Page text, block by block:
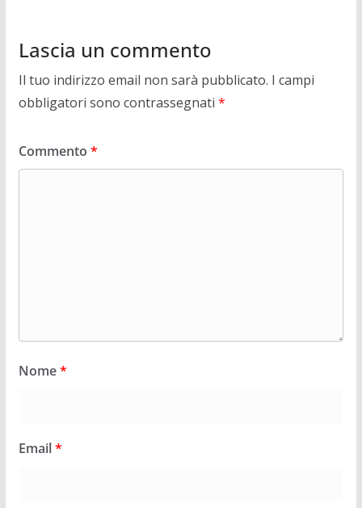
Lascia un commento
Il tuo indirizzo email non sarà pubblicato. I campi
obbligatori sono contrassegnati *
Commento *
Nome*
Email*